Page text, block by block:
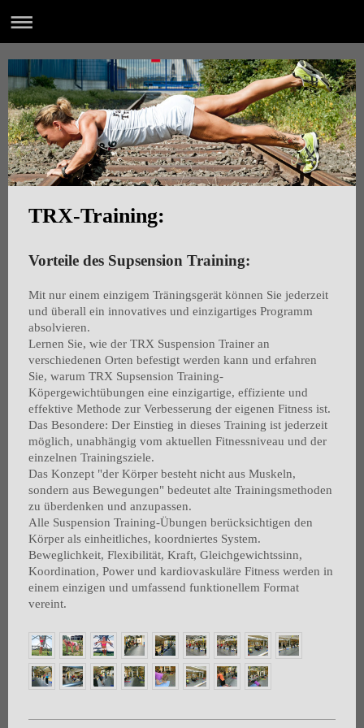
TRX-Training:
Vorteile des Supsension Training:
Mit nur einem einzigem Träningsgerät können Sie jederzeit
und überall ein innovatives und einzigartiges Programm
absolvieren.
Lernen Sie, wie der TRX Suspension Trainer an
verschiedenen Orten befestigt werden kann und erfahren
Sie, warum TRX Supsension Training-
Köpergewichtübungen eine einzigartige, effiziente und
effektive Methode zur Verbesserung der eigenen Fitness ist.
Das Besondere: Der Einstieg in dieses Training ist jederzeit
möglich, unabhängig vom aktuellen Fitnessniveau und der
einzelnen Trainingsziele.
Das Konzept "der Körper besteht nicht aus Muskeln,
sondern aus Bewegungen" bedeutet alte Trainingsmethoden
zu überdenken und anzupassen.
Alle Suspension Training-Übungen berücksichtigen den
Körper als einheitliches, koordniertes System.
Beweglichkeit, Flexibilität, Kraft, Gleichgewichtssinn,
Koordination, Power und kardiovaskuläre Fitness werden in
einem einzigen und umfassend funktionellem Format
vereint.